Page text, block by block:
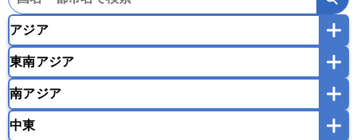
アジア
韓国
モンゴル
東南アジア
インドネシア
南アジア
中東